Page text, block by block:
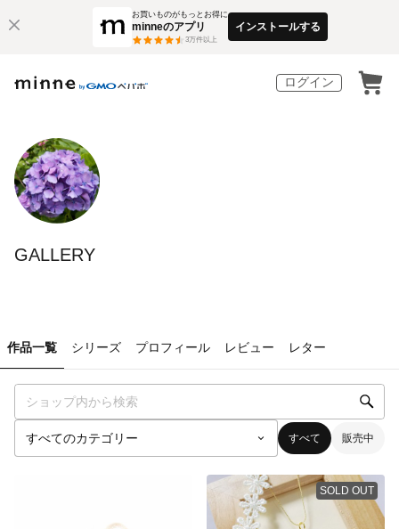
お買いものがもっとお得に
minneのアプリ
3万件以上
インストールする
ログイン
GALLERY
作品一覧 シリーズ プロフィール レビュー レター
すべて 販売中
SOLD OUT